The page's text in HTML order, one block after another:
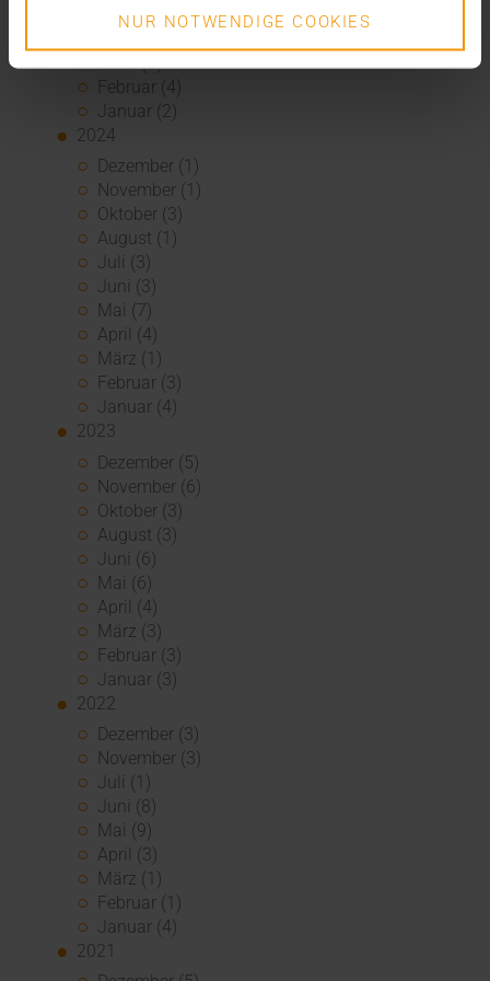
NUR NOTWENDIGE COOKIES
Mai (2)
März (2)
Februar (4)
Januar (2)
2024
Dezember (1)
November (1)
Oktober (3)
August (1)
Juli (3)
Juni (3)
Mai (7)
April (4)
März (1)
Februar (3)
Januar (4)
2023
Dezember (5)
November (6)
Oktober (3)
August (3)
Juni (6)
Mai (6)
April (4)
März (3)
Februar (3)
Januar (3)
2022
Dezember (3)
November (3)
Juli (1)
Juni (8)
Mai (9)
April (3)
März (1)
Februar (1)
Januar (4)
2021